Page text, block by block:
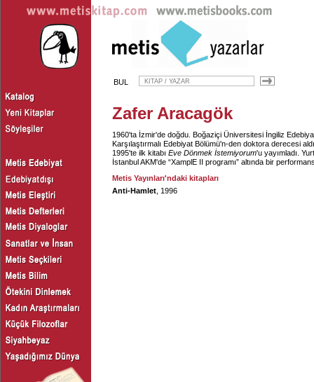
BUL
Zafer Aracagök
1960'ta İzmir'de doğdu. Boğaziçi Üniversitesi İngiliz
Karşılaştırmalı Edebiyat Bölümü'n-den doktora derecesi
1995'te ilk kitabı Eve Dönmek İstemiyorum'u yayımladı.
İstanbul AKM'de “XamplE II programı” altında bir
Metis Yayınları'ndaki kitapları
Anti-Hamlet , 1996